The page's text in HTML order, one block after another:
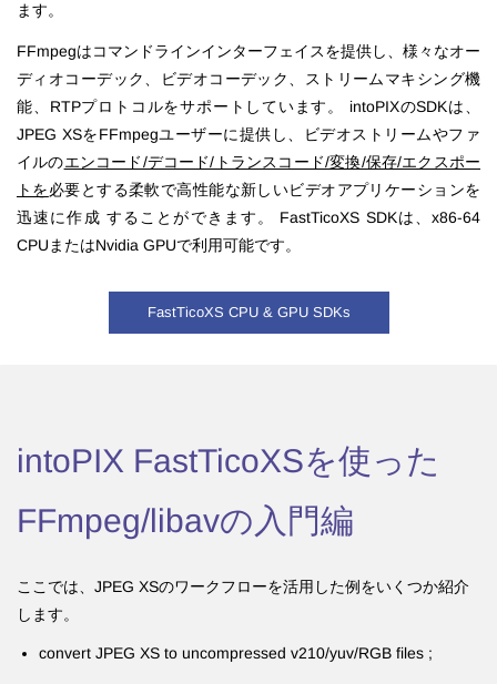
ます。
FFmpegはコマンドラインインターフェイスを提供し、様々なオー
ディオコーデック、ビデオコーデック、ストリームマキシング機
能、RTPプロトコルをサポートしています。 intoPIXのSDKは、
JPEG XSをFFmpegユーザーに提供し、ビデオストリームやファ
イルのエンコード/デコード/トランスコード/変換/保存/エクスポー
トを必要とする柔軟で高性能な新しいビデオアプリケーションを
迅速に作成 することができます。 FastTicoXS SDKは、x86-64
CPUまたはNvidia GPUで利用可能です。
FastTicoXS CPU & GPU SDKs
intoPIX FastTicoXSを使った
FFmpeg/libavの入門編
ここでは、JPEG XSのワークフローを活用した例をいくつか紹介
します。
convert JPEG XS to uncompressed v210/yuv/RGB files ;